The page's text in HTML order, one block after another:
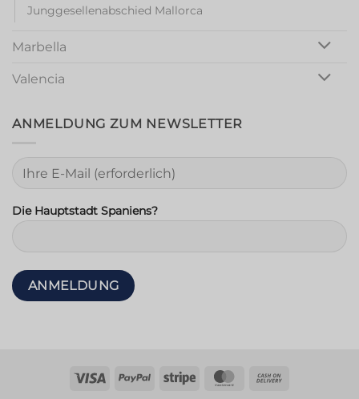
Junggesellenabschied Mallorca
Marbella
Valencia
ANMELDUNG ZUM NEWSLETTER
Die Hauptstadt Spaniens?
Visum PayPal Streifen MasterCard